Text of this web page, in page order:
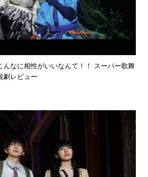
んなに相性がいいなんて！！ スーパー歌舞
劇レビュー